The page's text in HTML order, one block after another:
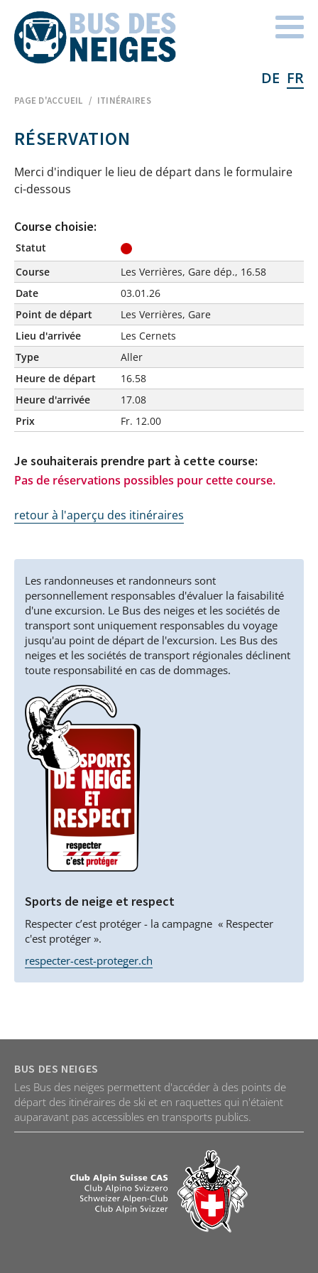
Home
DE FR
PAGE D'ACCUEIL ITINÉRAIRES
RÉSERVATION
Merci d'indiquer le lieu de départ dans le formulaire
ci-dessous
Course choisie:
Statut
Course
Les Verrières, Gare dép., 16.58
Date
03.01.26
Point de départ
Les Verrières, Gare
Lieu d'arrivée
Les Cernets
Type
Aller
Heure de départ
16.58
Heure d'arrivée
17.08
Prix
Fr. 12.00
Je souhaiterais prendre part à cette course:
Pas de réservations possibles pour cette course.
retour à l'aperçu des itinéraires
Les randonneuses et randonneurs sont
personnellement responsables d'évaluer la faisabilité
d'une excursion. Le Bus des neiges et les sociétés de
transport sont uniquement responsables du voyage
jusqu'au point de départ de l'excursion. Les Bus des
neiges et les sociétés de transport régionales déclinent
toute responsabilité en cas de dommages.
Sports de neige et respect
Respecter c’est protéger - la campagne « Respecter
c'est protéger ».
respecter-cest-proteger.ch
BUS DES NEIGES
Les Bus des neiges permettent d'accéder à des points de
départ des itinéraires de ski et en raquettes qui n'étaient
auparavant pas accessibles en transports publics.